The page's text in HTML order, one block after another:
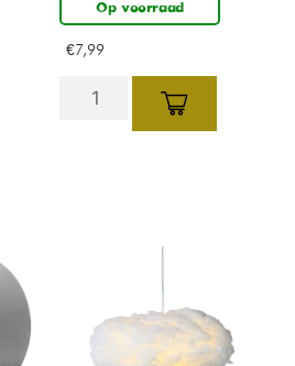
Op voorraad
€7,99